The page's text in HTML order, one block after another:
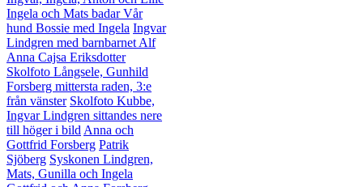
Ingela och Mats badarVår
hund Bossie med Ingela Ingvar
Lindgren med barnbarnet Alf
Anna Cajsa Eriksdotter
Skolfoto Långsele, Gunhild
Forsberg mittersta raden, 3:e
från vänster Skolfoto Kubbe,
Ingvar Lindgren sittandes nere
till höger i bild Anna och
Gottfrid Forsberg Patrik
Sjöberg Syskonen Lindgren,
Mats, Gunilla och Ingela